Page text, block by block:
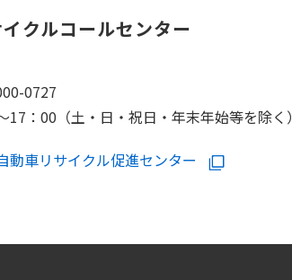
クルコールセンター
0727
17：00（土・日・祝日・年末年始等を除く）
動車リサイクル促進センター